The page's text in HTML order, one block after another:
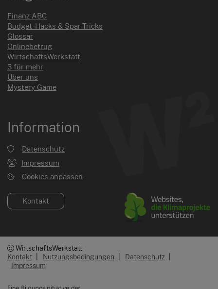
Finanz ABC
Budget-Hacks & Spar-Tricks
Glossar
Onlinebetrug
WirtschaftsWerkstatt
3 für mehr
Über uns
Mystery Game
Information
Datenschutz
Impressum
Cookies anpassen
Kontakt
WirtschaftsWerkstatt
Kontakt
Nutzungsbedingungen Datenschutz
Impressum